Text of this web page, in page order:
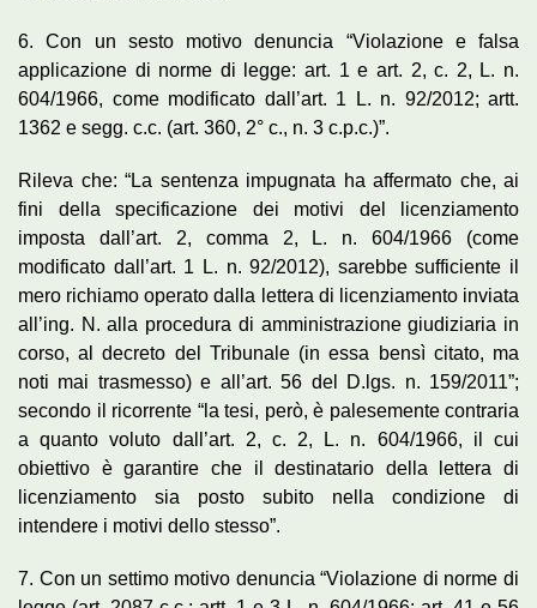
6. Con un sesto motivo denuncia “Violazione e falsa
applicazione di norme di legge: art. 1 e art. 2, c. 2, L. n.
604/1966, come modificato dall’art. 1 L. n. 92/2012; artt.
1362 e segg. c.c. (art. 360, 2° c., n. 3 c.p.c.)”.
Rileva che: “La sentenza impugnata ha affermato che, ai
fini della specificazione dei motivi del licenziamento
imposta dall’art. 2, comma 2, L. n. 604/1966 (come
modificato dall’art. 1 L. n. 92/2012), sarebbe sufficiente il
mero richiamo operato dalla lettera di licenziamento inviata
all’ing. N. alla procedura di amministrazione giudiziaria in
corso, al decreto del Tribunale (in essa bensì citato, ma
noti mai trasmesso) e all’art. 56 del D.lgs. n. 159/2011”;
secondo il ricorrente “la tesi, però, è palesemente contraria
a quanto voluto dall’art. 2, c. 2, L. n. 604/1966, il cui
obiettivo è garantire che il destinatario della lettera di
licenziamento sia posto subito nella condizione di
intendere i motivi dello stesso”.
7. Con un settimo motivo denuncia “Violazione di norme di